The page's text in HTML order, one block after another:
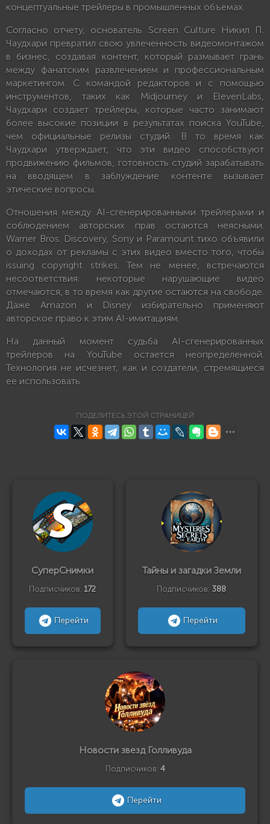
концептуальные трейлеры в промышленных объемах.
Согласно отчету, основатель Screen Culture Никил П.
Чаудхари превратил свою увлеченность видеомонтажом
в бизнес, создавая контент, который размывает грань
между фанатским развлечением и профессиональным
маркетингом. С командой редакторов и с помощью
инструментов, таких как Midjourney и ElevenLabs,
Чаудхари создает трейлеры, которые часто занимают
более высокие позиции в результатах поиска YouTube,
чем официальные релизы студий. В то время как
Чаудхари утверждает, что эти видео способствуют
продвижению фильмов, готовность студий зарабатывать
на вводящем в заблуждение контенте вызывает
этические вопросы.
Отношения между AI-сгенерированными трейлерами и
соблюдением авторских прав остаются неясными.
Warner Bros. Discovery, Sony и Paramount тихо объявили
о доходах от рекламы с этих видео вместо того, чтобы
issuing copyright strikes. Тем не менее, встречаются
несоответствия: некоторые нарушающие видео
отмечаются, в то время как другие остаются на свободе.
Даже Amazon и Disney избирательно применяют
авторское право к этим AI-имитациям.
На данный момент судьба AI-сгенерированных
трейлеров на YouTube остается неопределенной.
Технология не исчезнет, как и создатели, стремящиеся
ее использовать.
ПОДЕЛИТЕСЬ ЭТОЙ СТРАНИЦЕЙ
СуперСнимки
Подписчиков: 172
Перейти
Тайны и загадки Земли
Подписчиков: 388
Перейти
Новости звезд Голливуда
Подписчиков: 4
Перейти